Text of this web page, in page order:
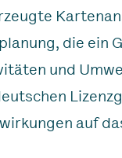
die ein
und
auf